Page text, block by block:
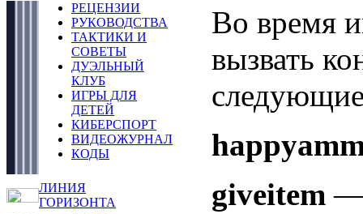
РЕЦЕНЗИИ
РУКОВОДСТВА
ТАКТИКИ И
СОВЕТЫ
ДУЭЛЬНЫЙ
КЛУБ
ИГРЫ ДЛЯ
ДЕТЕЙ
КИБЕРСПОРТ
ВИДЕОЖУРНАЛ
КОДЫ
ЛИНИЯ
ГОРИЗОНТА
Во время
вызвать
giveitem —